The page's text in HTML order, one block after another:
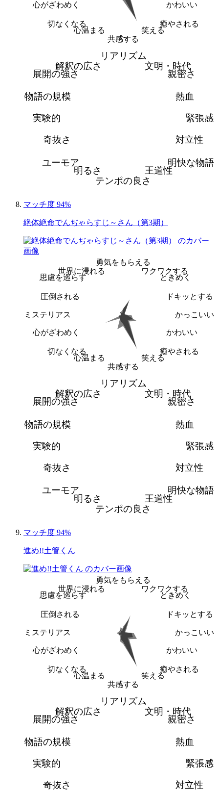
かわいい
癒やされる
笑える
共感する
心温まる
切なくなる
心がざわめく
リアリズム
文明・時代
親密さ
熱血
緊張感
対立性
明快な物語
王道性
テンポの良さ
明るさ
ユーモア
奇抜さ
実験的
物語の規模
展開の強さ
解釈の広さ
マッチ度 94%
絶体絶命でんぢゃらすじ～さん（第3期）
勇気をもらえる
ワクワクする
ときめく
ドキッとする
かっこいい
かわいい
癒やされる
笑える
共感する
心温まる
切なくなる
心がざわめく
ミステリアス
圧倒される
思慮を巡らす
世界に浸れる
リアリズム
文明・時代
親密さ
熱血
緊張感
対立性
明快な物語
王道性
テンポの良さ
明るさ
ユーモア
奇抜さ
実験的
物語の規模
展開の強さ
解釈の広さ
マッチ度 94%
進め!!土管くん
勇気をもらえる
ワクワクする
ときめく
ドキッとする
かっこいい
かわいい
癒やされる
笑える
共感する
心温まる
切なくなる
心がざわめく
ミステリアス
圧倒される
思慮を巡らす
世界に浸れる
リアリズム
文明・時代
親密さ
熱血
緊張感
対立性
奇抜さ
実験的
物語の規模
展開の強さ
解釈の広さ